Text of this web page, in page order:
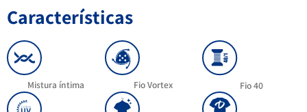
Características
Mistura íntima Fio Vortex Fio 40